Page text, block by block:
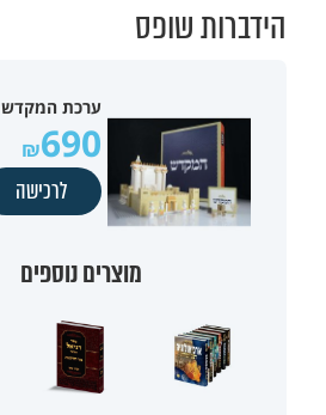
הידברות שופס
ערכת המקדש
690
לרכישה
מוצרים נוספים